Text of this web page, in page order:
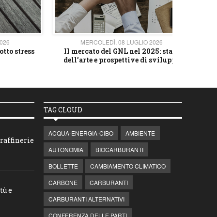
stress
MERCOLEDÌ, 08 LUGLIO 2026
Il mercato del GNL nel 2025: stato
dell’arte e prospettive di sviluppo
raffinerie
e
TAG CLOUD
ACQUA-ENERGIA-CIBO
AMBIENTE
AUTONOMIA
BIOCARBURANTI
BOLLETTE
CAMBIAMENTO CLIMATICO
CARBONE
CARBURANTI
CARBURANTI ALTERNATIVI
CONFERENZA DELLE PARTI